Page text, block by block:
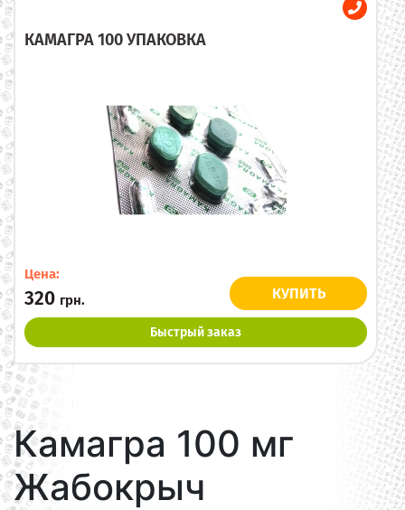
КАМАГРА 100 УПАКОВКА
Цена:
320 грн. КУПИТЬ
Быстрый заказ
Камагра 100 мг
Жабокрыч